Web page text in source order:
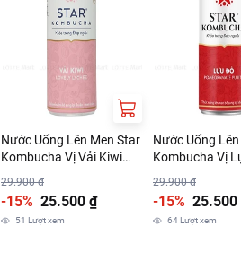
Nước Uống Lên Men Star
Kombucha Vị Vải Kiwi
29.900 ₫
-15% 25.500 ₫
51 Lượt xem
Nước Uống
Kombucha Vị
29.900 ₫
-15% 25.500
64Lượt xem